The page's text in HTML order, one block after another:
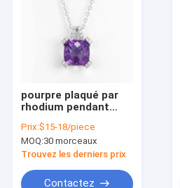
Au sujet de nous
Visite d'usine
nouvelles
Cas
pourpre plaqué par
rhodium pendant
gemme 925 de 10mm
Prix:$15-18/piece
MOQ:30 morceaux
Trouvez les derniers prix
Contactez